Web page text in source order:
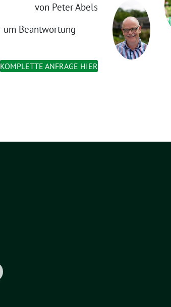
von Peter Abels
Beantwortung
KOMPLETTE ANFRAGE HIER